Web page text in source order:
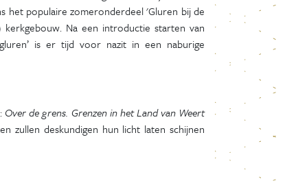
het populaire zomeronderdeel 'Gluren bij de
Na een introductie starten van
is er tijd voor nazit in een naburige
Over de grens. Grenzen in het Land van Weert
zullen deskundigen hun licht laten schijnen